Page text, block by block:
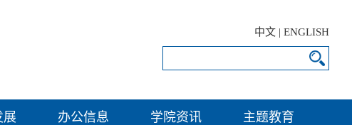
中文 | ENGLISH
展 办公信息 学院资讯 主题教育